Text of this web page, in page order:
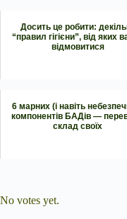
Досить це робити:
“правил гігієни”, від яких
відмовитися
6 марних (і навіть
компонентів БАДів —
склад своїх
No votes yet.